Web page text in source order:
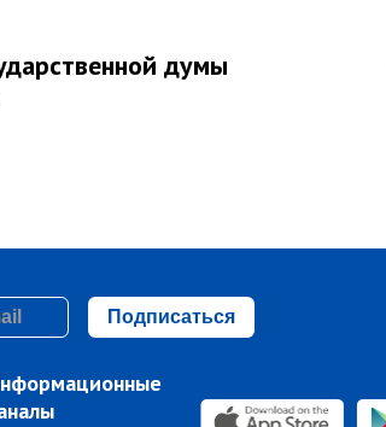
думы
Подписаться